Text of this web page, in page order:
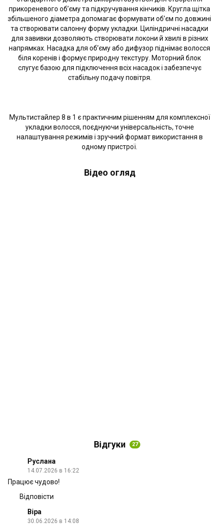
прикореневого об’єму та підкручування кінчиків. Кругла щітка
збільшеного діаметра допомагає формувати об’єм по довжині
та створювати салонну форму укладки. Циліндричні насадки
для завивки дозволяють створювати локони й хвилі в різних
напрямках. Насадка для об’єму або дифузор піднімає волосся
біля коренів і формує природну текстуру. Моторний блок
слугує базою для підключення всіх насадок і забезпечує
стабільну подачу повітря.
Мультистайлер 8 в 1 є практичним рішенням для комплексної
укладки волосся, поєднуючи універсальність, точне
налаштування режимів і зручний формат використання в
одному пристрої.
Відео огляд
Відгуки 27
Руслана
14.07.2026 в 16:22
Працює чудово!
Відповісти
Віра
30.06.2026 в 14:08